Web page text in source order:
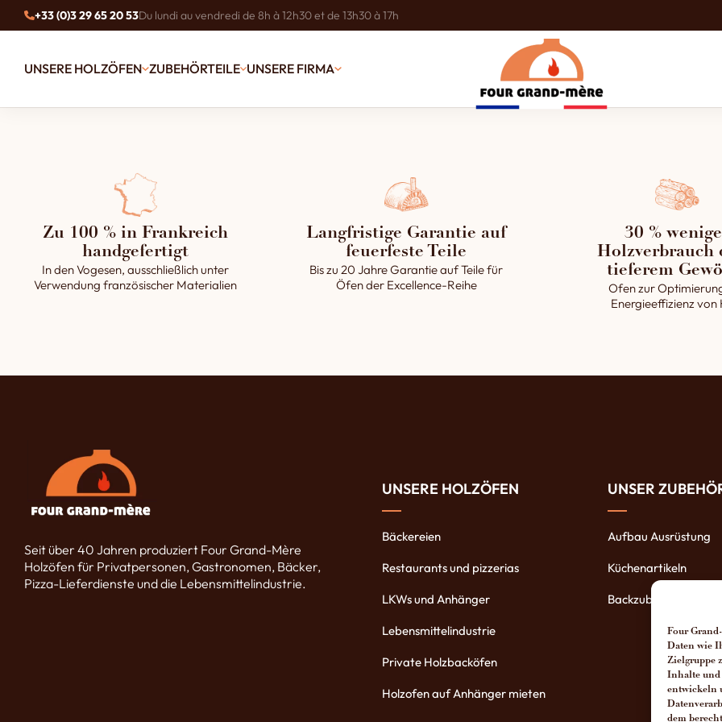
Four
Daten wie
Zielgruppe
Inhalte und
entwickeln
dem
+33 (0)3 29 65 20 53Du lundi au vendredi de 8h à 12h30 et de 13h30 à 17h
UNSERE HOLZÖFEN ZUBEHÖRTEILE UNSERE FIRMA
Zu 100 % in Frankreich
handgefertigt
In den Vogesen, ausschließlich unter
Verwendung französischer Materialien
Langfristige Garantie auf
feuerfeste Teile
Bis zu 20 Jahre Garantie auf Teile für
Öfen der Excellence-Reihe
30 %
Holzverbrauch
tieferem
Ofen zur
Energieeffizienz von
Seit über 40 Jahren produziert Four Grand-Mère
Holzöfen für Privatpersonen, Gastronomen, Bäcker,
Pizza-Lieferdienste und die Lebensmittelindustrie.
UNSERE HOLZÖFEN
Bäckereien
Restaurants und pizzerias
LKWs und Anhänger
Lebensmittelindustrie
Private Holzbacköfen
Holzofen auf Anhänger mieten
UNSER
Aufbau Ausrüstung
Küchenartikeln
Backzubehöre